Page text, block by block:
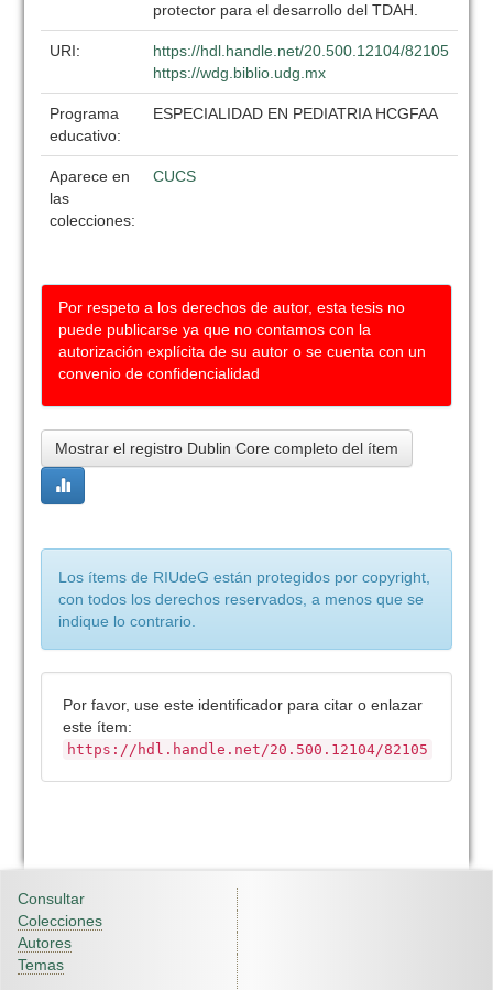
protector para el desarrollo del TDAH.
URI:
https://hdl.handle.net/20.500.12104/82105
https://wdg.biblio.udg.mx
Programa
educativo:
ESPECIALIDAD EN PEDIATRIA HCGFAA
Aparece en
las
colecciones:
CUCS
Por respeto a los derechos de autor, esta tesis no
puede publicarse ya que no contamos con la
autorización explícita de su autor o se cuenta con un
convenio de confidencialidad
Mostrar el registro Dublin Core completo del ítem
Los ítems de RIUdeG están protegidos por copyright,
con todos los derechos reservados, a menos que se
indique lo contrario.
Por favor, use este identificador para citar o enlazar
este ítem:
https://hdl.handle.net/20.500.12104/82105
Consultar
Colecciones
Autores
Temas